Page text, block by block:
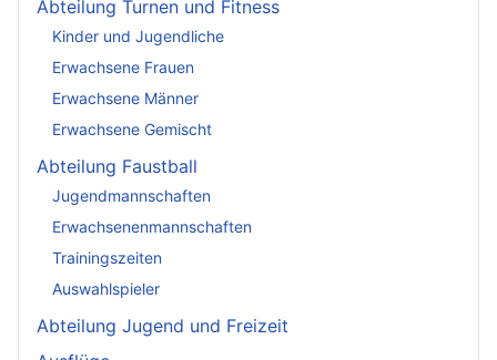
Abteilung Turnen und Fitness
Kinder und Jugendliche
Erwachsene Frauen
Erwachsene Männer
Erwachsene Gemischt
Abteilung Faustball
Jugendmannschaften
Erwachsenenmannschaften
Trainingszeiten
Auswahlspieler
Abteilung Jugend und Freizeit